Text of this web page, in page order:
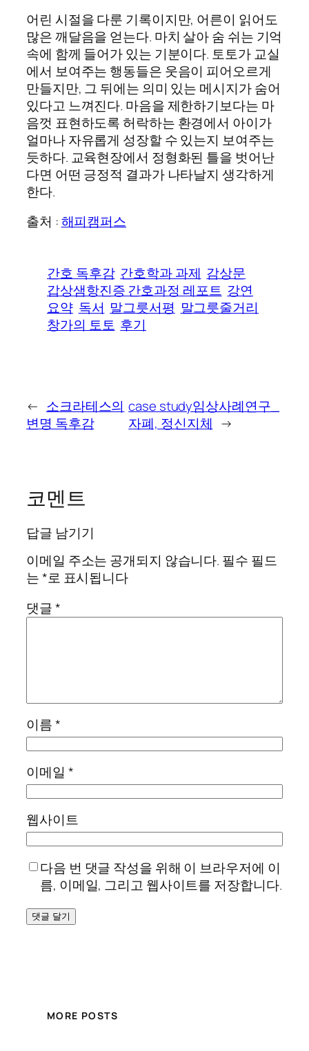
어린 시절을 다룬 기록이지만, 어른이 읽어도
많은 깨달음을 얻는다. 마치 살아 숨 쉬는 기억
속에 함께 들어가 있는 기분이다. 토토가 교실
에서 보여주는 행동들은 웃음이 피어오르게
만들지만, 그 뒤에는 의미 있는 메시지가 숨어
있다고 느껴진다. 마음을 제한하기보다는 마
음껏 표현하도록 허락하는 환경에서 아이가
얼마나 자유롭게 성장할 수 있는지 보여주는
듯하다. 교육현장에서 정형화된 틀을 벗어난
다면 어떤 긍정적 결과가 나타날지 생각하게
한다.
출처 :해피캠퍼스
간호 독후감 간호학과 과제 감상문
갑상샘항진증 간호과정 레포트 강연
요약 독서 말그릇서평 말그릇줄거리
창가의 토토 후기
← 소크라테스의
변명 독후감
case study임상사례연구_
자폐, 정신지체 →
코멘트
답글 남기기
이메일 주소는 공개되지 않습니다. 필수 필드
는*로 표시됩니다
댓글*
이름*
이메일 *
웹사이트
다음 번 댓글 작성을 위해 이 브라우저에 이
름, 이메일, 그리고 웹사이트를 저장합니다.
MORE POSTS